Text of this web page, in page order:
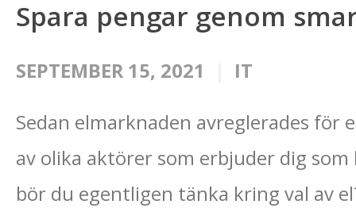
Spara pengar genom
SEPTEMBER 15, 2021 IT
Sedan elmarknaden avreglerades för
av olika aktörer som erbjuder dig
bör du egentligen tänka kring val av